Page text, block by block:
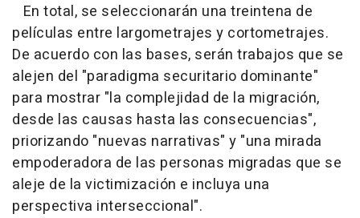
En total, se seleccionarán una treintena de
películas entre largometrajes y cortometrajes.
De acuerdo con las bases, serán trabajos que se
alejen del "paradigma securitario dominante"
para mostrar "la complejidad de la migración,
desde las causas hasta las consecuencias",
priorizando "nuevas narrativas" y "una mirada
empoderadora de las personas migradas que se
aleje de la victimización e incluya una
perspectiva interseccional".